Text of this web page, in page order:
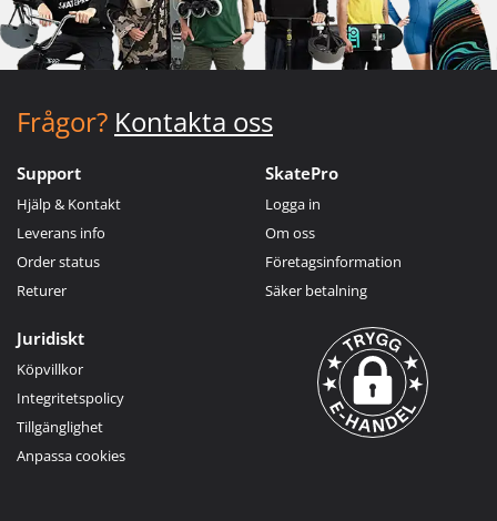
Frågor? Kontakta oss
Support
Hjälp & Kontakt
Leverans info
Order status
Returer
SkatePro
Logga in
Om oss
Företagsinformation
Säker betalning
Juridiskt
Köpvillkor
Integritetspolicy
Tillgänglighet
Anpassa cookies